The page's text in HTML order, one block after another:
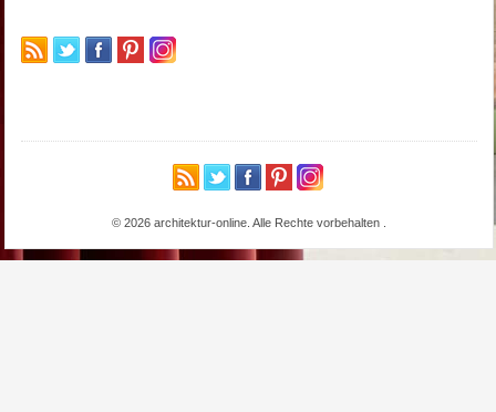
© 2026 architektur-online. Alle Rechte vorbehalten .